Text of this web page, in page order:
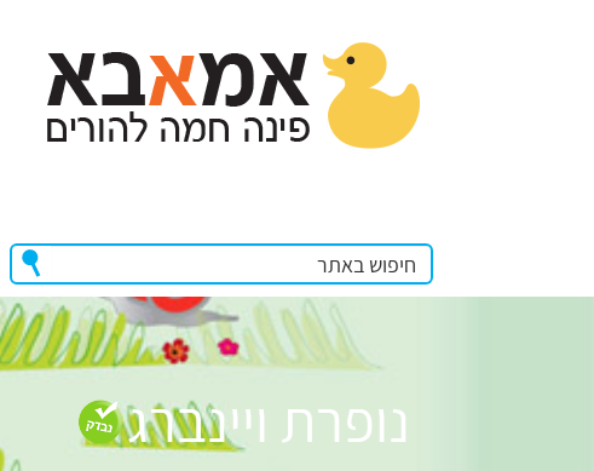
נופרת ויינברג